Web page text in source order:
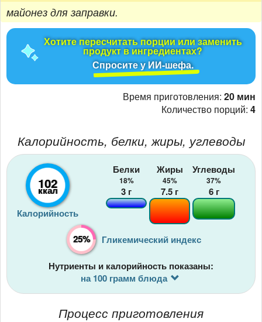
майонез для заправки.
Хотите пересчитать порции или заменить
продукт в ингредиентах?
Спросите у ИИ-шефа.
Время приготовления: 20 мин
Количество порций: 4
Калорийность, белки, жиры, углеводы
102
ккал
Калорийность
Белки
18%
3 г
Жиры
45%
7.5 г
Углеводы
37%
6г
25% Гликемический индекс
Нутриенты и калорийность показаны:
на 100 грамм блюда
Процесс приготовления